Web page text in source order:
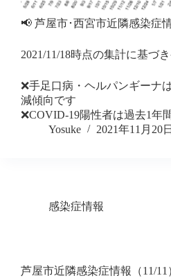
📢 芦屋市･西宮市近隣感染症
2021/11/18時点の集計に基づ
❌手足口病・ヘルパンギーナ
減傾向です
❌COVID-19陽性者は過去1年
Yosuke
2021年11月20日
感染症情報
芦屋市近隣感染症情報（11/11